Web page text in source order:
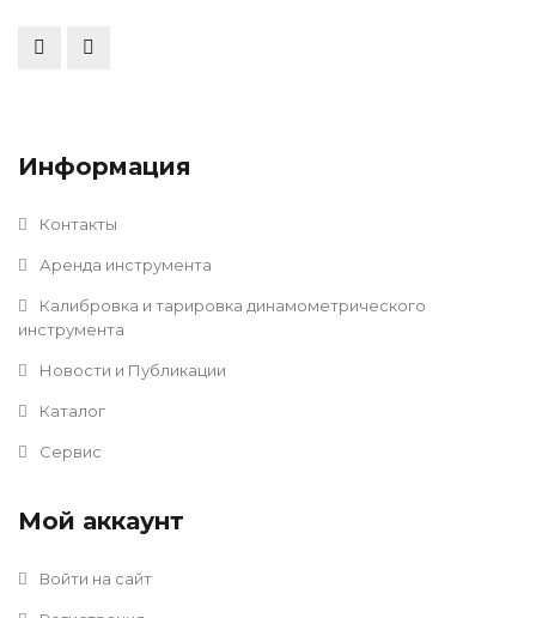
Информация
Контакты
Аренда инструмента
Калибровка и тарировка динамометрического
инструмента
Новости и Публикации
Каталог
Сервис
Мой аккаунт
Войти на сайт